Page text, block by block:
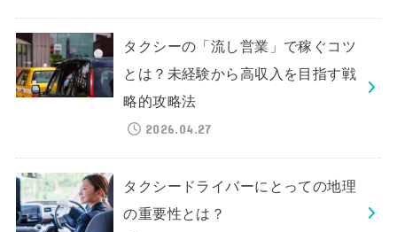
タクシーの「流し営業」で稼ぐコツ
とは？未経験から高収入を目指す戦
略的攻略法
2026.04.27
タクシードライバーにとっての地理
の重要性とは？